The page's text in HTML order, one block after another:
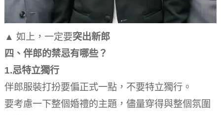
▲ 如上，一定要突出新郎
四、伴郎的禁忌有哪些？
1.忌特立獨行
伴郎服裝打扮要偏正式一點，不要特立獨行。
要考慮一下整個婚禮的主題，儘量穿得與整個氛圍